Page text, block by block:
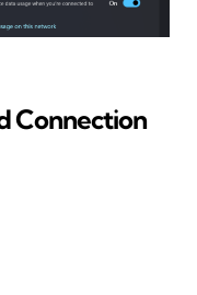
Connection